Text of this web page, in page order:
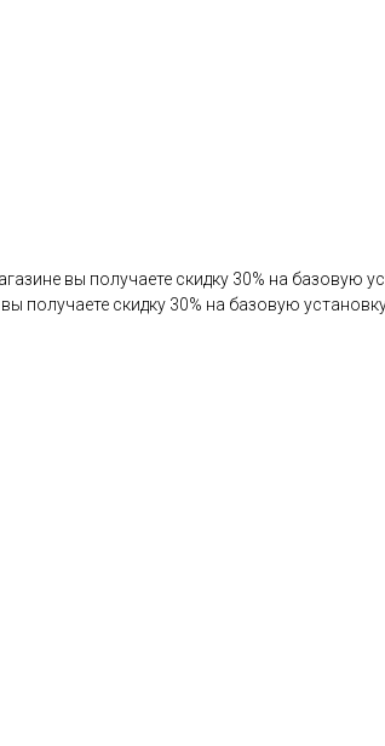
вы получаете скидку 30% на базовую
получаете скидку 30% на базовую